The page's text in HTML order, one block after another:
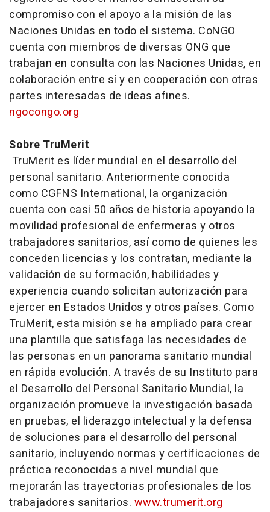
compromiso con el apoyo a la misión de las
Naciones Unidas en todo el sistema. CoNGO
cuenta con miembros de diversas ONG que
trabajan en consulta con las Naciones Unidas, en
colaboración entre sí y en cooperación con otras
partes interesadas de ideas afines.
ngocongo.org
Sobre TruMerit
TruMerit es líder mundial en el desarrollo del
personal sanitario. Anteriormente conocida
como CGFNS International, la organización
cuenta con casi 50 años de historia apoyando la
movilidad profesional de enfermeras y otros
trabajadores sanitarios, así como de quienes les
conceden licencias y los contratan, mediante la
validación de su formación, habilidades y
experiencia cuando solicitan autorización para
ejercer en Estados Unidos y otros países. Como
TruMerit, esta misión se ha ampliado para crear
una plantilla que satisfaga las necesidades de
las personas en un panorama sanitario mundial
en rápida evolución. A través de su Instituto para
el Desarrollo del Personal Sanitario Mundial, la
organización promueve la investigación basada
en pruebas, el liderazgo intelectual y la defensa
de soluciones para el desarrollo del personal
sanitario, incluyendo normas y certificaciones de
práctica reconocidas a nivel mundial que
mejorarán las trayectorias profesionales de los
trabajadores sanitarios. www.trumerit.org